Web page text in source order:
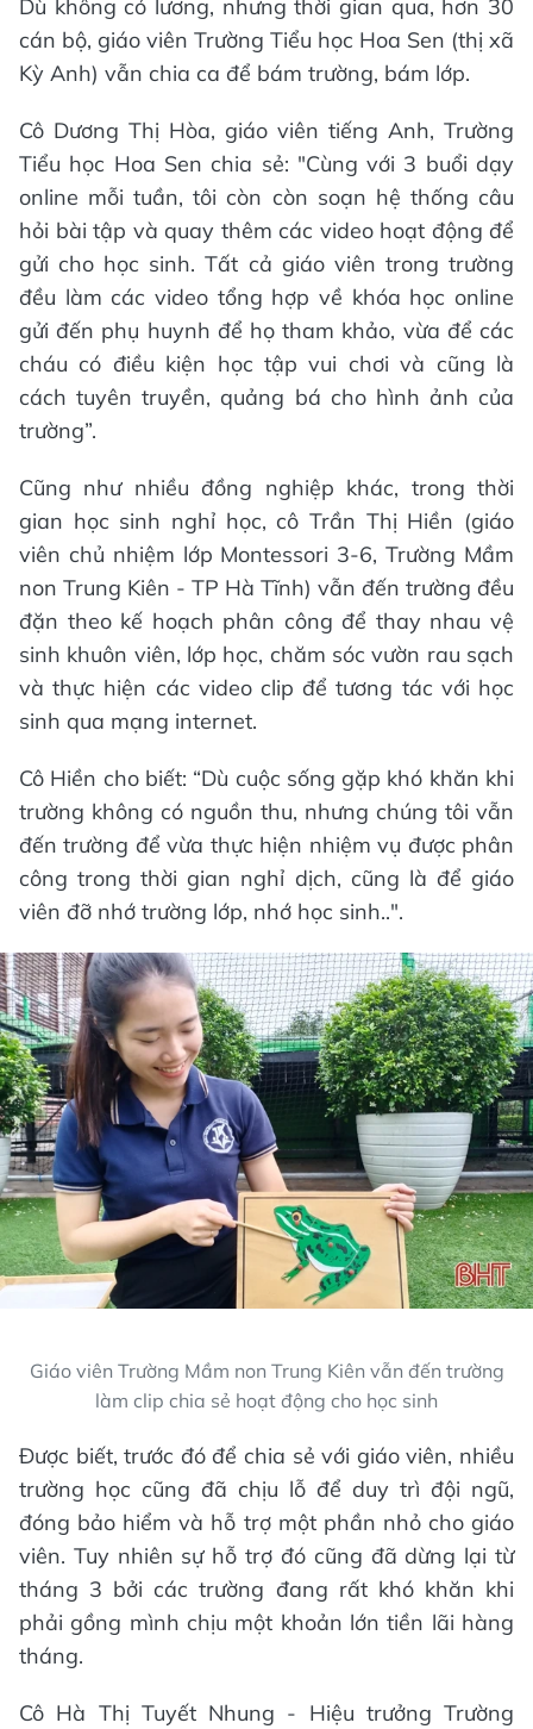
Dù không có lương, nhưng thời gian qua, hơn 30
cán bộ, giáo viên Trường Tiểu học Hoa Sen (thị xã
Kỳ Anh) vẫn chia ca để bám trường, bám lớp.
Cô Dương Thị Hòa, giáo viên tiếng Anh, Trường
Tiểu học Hoa Sen chia sẻ: "Cùng với 3 buổi dạy
online mỗi tuần, tôi còn còn soạn hệ thống câu
hỏi bài tập và quay thêm các video hoạt động để
gửi cho học sinh. Tất cả giáo viên trong trường
đều làm các video tổng hợp về khóa học online
gửi đến phụ huynh để họ tham khảo, vừa để các
cháu có điều kiện học tập vui chơi và cũng là
cách tuyên truyền, quảng bá cho hình ảnh của
trường”.
Cũng như nhiều đồng nghiệp khác, trong thời
gian học sinh nghỉ học, cô Trần Thị Hiền (giáo
viên chủ nhiệm lớp Montessori 3-6, Trường Mầm
non Trung Kiên - TP Hà Tĩnh) vẫn đến trường đều
đặn theo kế hoạch phân công để thay nhau vệ
sinh khuôn viên, lớp học, chăm sóc vườn rau sạch
và thực hiện các video clip để tương tác với học
sinh qua mạng internet.
Cô Hiền cho biết: “Dù cuộc sống gặp khó khăn khi
trường không có nguồn thu, nhưng chúng tôi vẫn
đến trường để vừa thực hiện nhiệm vụ được phân
công trong thời gian nghỉ dịch, cũng là để giáo
viên đỡ nhớ trường lớp, nhớ học sinh..".
Giáo viên Trường Mầm non Trung Kiên vẫn đến trường
làm clip chia sẻ hoạt động cho học sinh
Được biết, trước đó để chia sẻ với giáo viên, nhiều
trường học cũng đã chịu lỗ để duy trì đội ngũ,
đóng bảo hiểm và hỗ trợ một phần nhỏ cho giáo
viên. Tuy nhiên sự hỗ trợ đó cũng đã dừng lại từ
tháng 3 bởi các trường đang rất khó khăn khi
phải gồng mình chịu một khoản lớn tiền lãi hàng
tháng.
Cô Hà Thị Tuyết Nhung - Hiệu trưởng Trường